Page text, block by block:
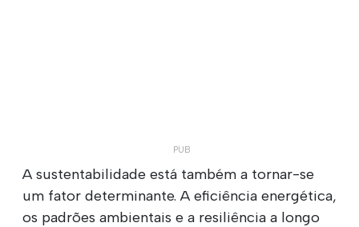
A sustentabilidade está também a tornar-se
um fator determinante. A eficiência energética,
os padrões ambientais e a resiliência a longo